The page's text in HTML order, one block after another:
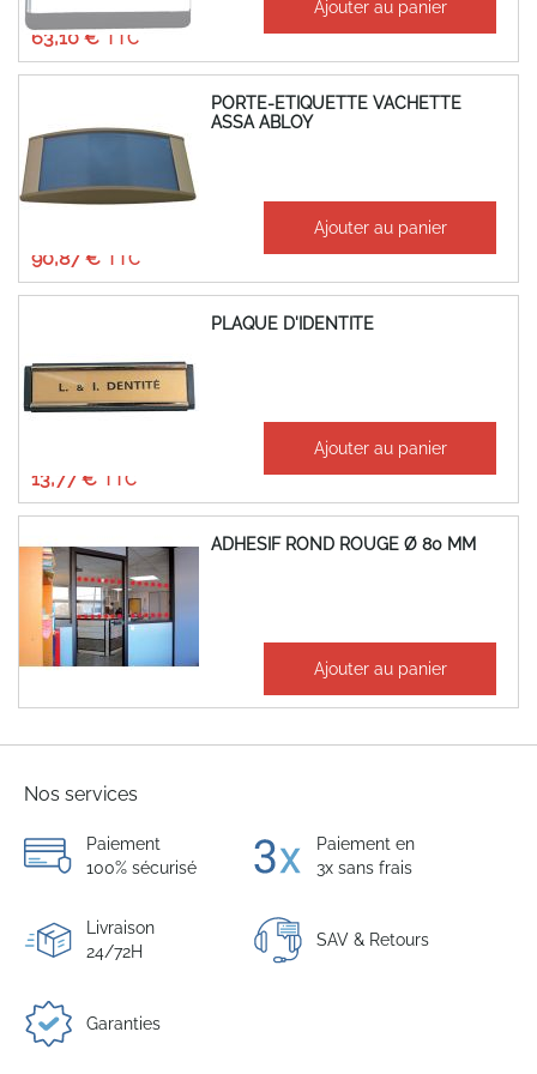
63,10 €
52,58 € Ajouter au panier
PORTE-ETIQUETTE VACHETTE
ASSA ABLOY
À partir de
90,87 €
Ajouter au panier
PLAQUE D'IDENTITE
13,77 €
Ajouter au panier
ADHESIF ROND ROUGE Ø 80 MM
26,16 € Ajouter au panier
Nos services
Paiement
100% sécurisé
Paiement en
3x sans frais
Livraison
24/72H
SAV & Retours
Garanties